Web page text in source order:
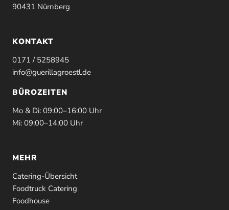
90431 Nürnberg
KONTAKT
0171 / 5258945
info@guerillagroestl.de
BÜROZEITEN
Mo & Di: 09:00–16:00 Uhr
Mi: 09:00–14:00 Uhr
MEHR
Catering-Übersicht
Foodtruck Catering
Foodhouse